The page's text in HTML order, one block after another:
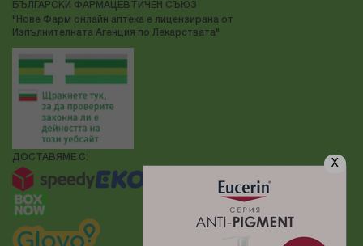
X
БЪЛГАРСКИ ФАРМАЦЕВТИЧЕН СЪЮЗ
"Нове Фарм онлайн аптека е лицензирана от
Изпълнителната Агенция по Лекарствата"
ДОСТАВЯМЕ С: